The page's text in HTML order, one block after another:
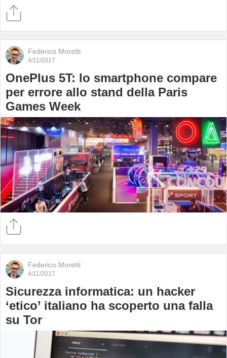
Federico Moretti
4/11/2017
OnePlus 5T: lo smartphone compare
per errore allo stand della Paris
Games Week
Federico Moretti
4/11/2017
Sicurezza informatica: un hacker
‘etico’ italiano ha scoperto una falla
su Tor